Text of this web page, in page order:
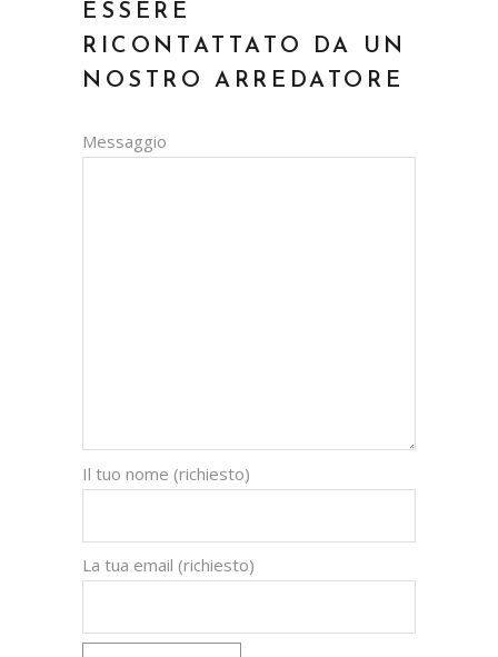
ESSERE
RICONTATTATO DA UN
NOSTRO ARREDATORE
Messaggio
Il tuo nome (richiesto)
La tua email (richiesto)